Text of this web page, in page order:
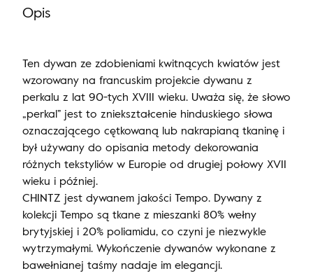
Opis
Ten dywan ze zdobieniami kwitnących kwiatów jest
wzorowany na francuskim projekcie dywanu z
perkalu z lat 90-tych XVIII wieku. Uważa się, że słowo
„perkal” jest to zniekształcenie hinduskiego słowa
oznaczającego cętkowaną lub nakrapianą tkaninę i
był używany do opisania metody dekorowania
różnych tekstyliów w Europie od drugiej połowy XVII
wieku i później.
CHINTZ jest dywanem jakości Tempo. Dywany z
kolekcji Tempo są tkane z mieszanki 80% wełny
brytyjskiej i 20% poliamidu, co czyni je niezwykle
wytrzymałymi. Wykończenie dywanów wykonane z
bawełnianej taśmy nadaje im elegancji.